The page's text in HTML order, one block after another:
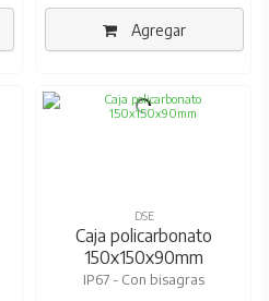
Agregar
DSE
Caja policarbonato
150x150x90mm
IP67 - Con bisagras